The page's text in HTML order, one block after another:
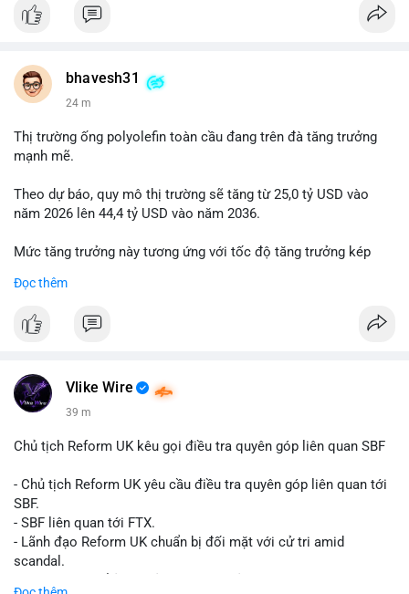
📰 Nguồn: Cointelegraph
bhavesh31
24 m
Thị trường ống polyolefin toàn cầu đang trên đà tăng trưởng
mạnh mẽ.
Theo dự báo, quy mô thị trường sẽ tăng từ 25,0 tỷ USD vào
năm 2026 lên 44,4 tỷ USD vào năm 2036.
Mức tăng trưởng này tương ứng với tốc độ tăng trưởng kép
nhà đầu tư trong ngành vật liệu xây dựng và hạ tầng.
nhựa polyolefin trong tương lai?
Đọc thêm
Vlike Wire
39 m
Chủ tịch Reform UK kêu gọi điều tra quyên góp liên quan SBF
- Chủ tịch Reform UK yêu cầu điều tra quyên góp liên quan tới
SBF.
- SBF liên quan tới FTX.
- Lãnh đạo Reform UK chuẩn bị đối mặt với cử tri amid
scandal.